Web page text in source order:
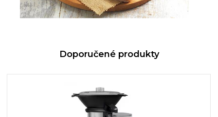
Doporučené produkty